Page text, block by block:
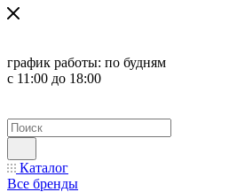
график работы: по будням
с 11:00 до 18:00
Каталог
Все бренды